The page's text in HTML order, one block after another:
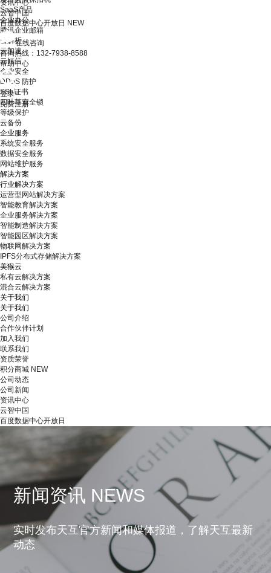
资讯中心
云智中国
百度数据中心开放日 NEW
在线咨询
咨询热线：132-7938-8588
帮助中心
登录
免费注册
SaaS产品
企业办公
腾讯企业邮箱
云解析
云加速
云短信
企业安全
DDoS 防护
SSL证书
四叶草安全锁
等级保护
云备份
企业服务
系统安全服务
数据安全服务
网站维护服务
解决方案
行业解决方案
运营型网站解决方案
智能教育解决方案
企业服务解决方案
智能制造解决方案
智能园区解决方案
物联网解决方案
IPFS分布式存储解决方案
美猴云
私有云解决方案
混合云解决方案
关于我们
关于我们
公司介绍
合作伙伴计划
加入我们
联系我们
资质荣誉
积分商城 NEW
公司动态
公司新闻
资讯中心
云智中国
百度数据中心开放日
新闻资讯 NEWS
实时发布天互官方新闻和媒体报道，了解天互最新
动态